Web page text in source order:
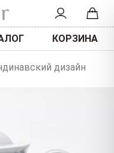
КОРЗИНА
дизайн